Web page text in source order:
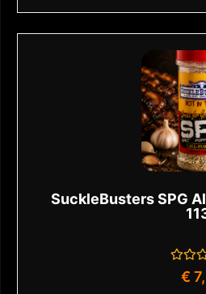
SuckleBusters SPG
€